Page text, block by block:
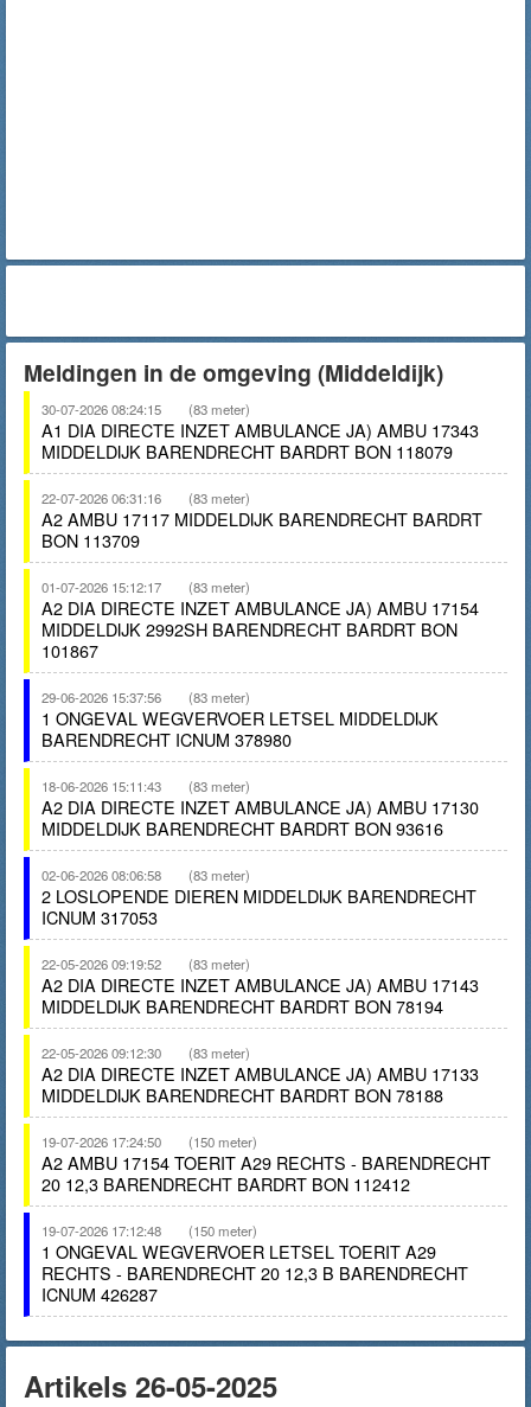
Meldingen in de omgeving (Middeldijk)
30-07-2026 08:24:15 (83 meter)
A1 DIA DIRECTE INZET AMBULANCE JA) AMBU 17343
MIDDELDIJK BARENDRECHT BARDRT BON 118079
22-07-2026 06:31:16 (83 meter)
A2 AMBU 17117 MIDDELDIJK BARENDRECHT BARDRT
BON 113709
01-07-2026 15:12:17 (83 meter)
A2 DIA DIRECTE INZET AMBULANCE JA) AMBU 17154
MIDDELDIJK 2992SH BARENDRECHT BARDRT BON
101867
29-06-2026 15:37:56 (83 meter)
1 ONGEVAL WEGVERVOER LETSEL MIDDELDIJK
BARENDRECHT ICNUM 378980
18-06-2026 15:11:43 (83 meter)
A2 DIA DIRECTE INZET AMBULANCE JA) AMBU 17130
MIDDELDIJK BARENDRECHT BARDRT BON 93616
02-06-2026 08:06:58 (83 meter)
2 LOSLOPENDE DIEREN MIDDELDIJK BARENDRECHT
ICNUM 317053
22-05-2026 09:19:52 (83 meter)
A2 DIA DIRECTE INZET AMBULANCE JA) AMBU 17143
MIDDELDIJK BARENDRECHT BARDRT BON 78194
22-05-2026 09:12:30 (83 meter)
A2 DIA DIRECTE INZET AMBULANCE JA) AMBU 17133
MIDDELDIJK BARENDRECHT BARDRT BON 78188
19-07-2026 17:24:50 (150 meter)
A2 AMBU 17154 TOERIT A29 RECHTS - BARENDRECHT
20 12,3 BARENDRECHT BARDRT BON 112412
19-07-2026 17:12:48 (150 meter)
1 ONGEVAL WEGVERVOER LETSEL TOERIT A29
RECHTS - BARENDRECHT 20 12,3 B BARENDRECHT
ICNUM 426287
Artikels 26-05-2025